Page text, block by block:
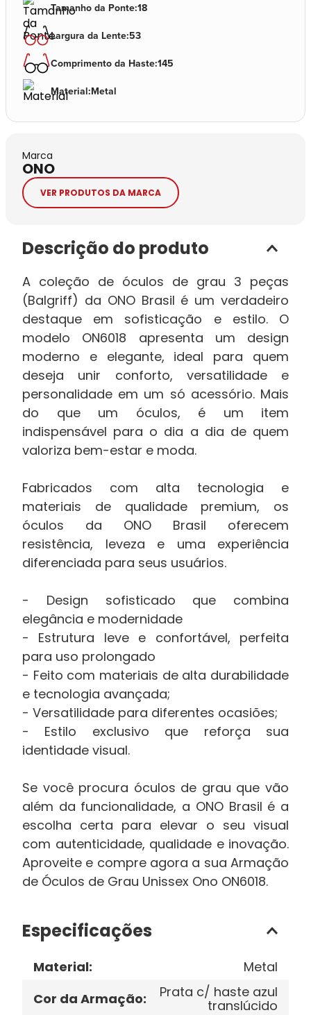
Tamanho da Ponte:18
Largura da Lente:53
Comprimento da Haste:145
Material:Metal
Marca
ONO
VER PRODUTOS DA MARCA
Descrição do produto
A coleção de óculos de grau 3 peças
(Balgriff) da ONO Brasil é um verdadeiro
destaque em sofisticação e estilo. O
modelo ON6018 apresenta um design
moderno e elegante, ideal para quem
deseja unir conforto, versatilidade e
personalidade em um só acessório. Mais
do que um óculos, é um item
indispensável para o dia a dia de quem
valoriza bem-estar e moda.
Fabricados com alta tecnologia e
materiais de qualidade premium, os
óculos da ONO Brasil oferecem
resistência, leveza e uma experiência
diferenciada para seus usuários.
- Design sofisticado que combina
elegância e modernidade
- Estrutura leve e confortável, perfeita
para uso prolongado
- Feito com materiais de alta durabilidade
e tecnologia avançada;
- Versatilidade para diferentes ocasiões;
- Estilo exclusivo que reforça sua
identidade visual.
Se você procura óculos de grau que vão
além da funcionalidade, a ONO Brasil é a
escolha certa para elevar o seu visual
com autenticidade, qualidade e inovação.
Aproveite e compre agora a sua Armação
de Óculos de Grau Unissex Ono ON6018.
Especificações
Material:
Metal
Cor da Armação:
Prata c/ haste azul
translúcido